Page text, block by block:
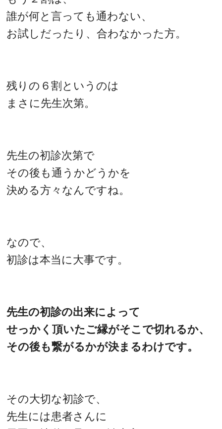
誰が何と言っても通わない、
お試しだったり、合わなかった方。
残りの６割というのは
まさに先生次第。
先生の初診次第で
その後も通うかどうかを
決める方々なんですね。
なので、
初診は本当に大事です。
先生の初診の出来によって
せっかく頂いたご縁がそこで切れるか、
その後も繋がるかが決まるわけです。
その大切な初診で、
先生には患者さんに